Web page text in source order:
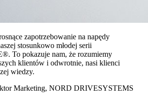
zapotrzebowanie na napędy
stosunkowo młodej serii
To pokazuje nam, że rozumiemy
klientów i odwrotnie, nasi klienci
wiedzy.
Marketing, NORD DRIVESYSTEMS